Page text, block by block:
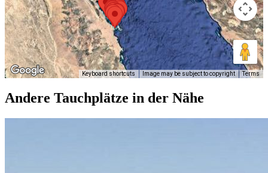
Keyboard shortcuts Image may be subject to copyright Terms
Andere Tauchplätze in der Nähe